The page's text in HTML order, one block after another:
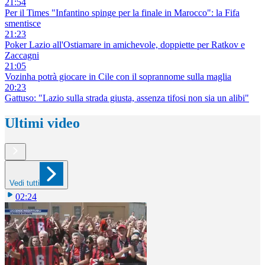
Per il Times "Infantino spinge per la finale in Marocco": la Fifa
smentisce
21:23
Poker Lazio all'Ostiamare in amichevole, doppiette per Ratkov e
Zaccagni
21:05
Vozinha potrà giocare in Cile con il soprannome sulla maglia
20:23
Gattuso: "Lazio sulla strada giusta, assenza tifosi non sia un alibi"
Ultimi video
Vedi tutti
02:24